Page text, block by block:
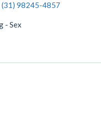
98245-4857
- Sex